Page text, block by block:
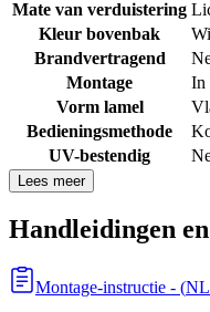
Mate van verduistering
Kleur bovenbak
Brandvertragend
Montage
In
Vorm lamel
Bedieningsmethode
UV-bestendig
Lees meer
Handleidingen
Montage-instructie - (NL